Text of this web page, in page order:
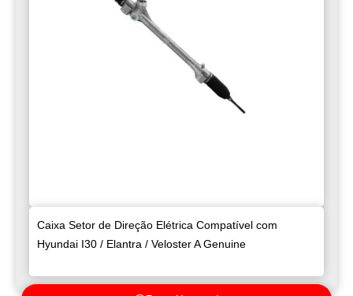
Caixa Setor de Direção Elétrica Compatível com
Hyundai I30 / Elantra / Veloster A Genuine